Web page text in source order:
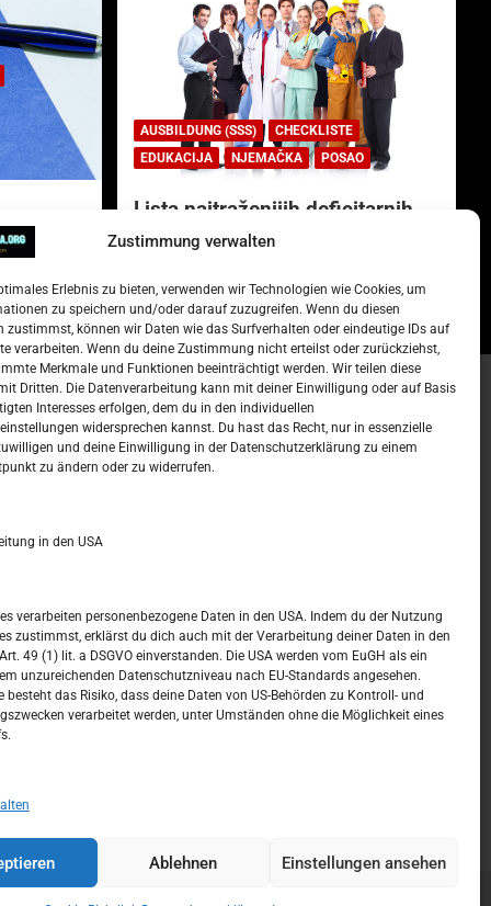
Zustimmung verwalten
Erlebnis zu bieten, verwenden wir Technologien wie Cookies, um
zu speichern und/oder darauf zuzugreifen. Wenn du diesen
zustimmst, können wir Daten wie das Surfverhalten oder eindeutige IDs auf
verarbeiten. Wenn du deine Zustimmung nicht erteilst oder zurückziehst,
Merkmale und Funktionen beeinträchtigt werden. Wir teilen diese
Dritten. Die Datenverarbeitung kann mit deiner Einwilligung oder auf Basis
Interesses erfolgen, dem du in den individuellen
widersprechen kannst. Du hast das Recht, nur in essenzielle
und deine Einwilligung in der Datenschutzerklärung zu einem
zu ändern oder zu widerrufen.
in den USA
verarbeiten personenbezogene Daten in den USA. Indem du der Nutzung
zustimmst, erklärst du dich auch mit der Verarbeitung deiner Daten in den
49 (1) lit. a DSGVO einverstanden. Die USA werden vom EuGH als ein
unzureichenden Datenschutzniveau nach EU-Standards angesehen.
besteht das Risiko, dass deine Daten von US-Behörden zu Kontroll- und
verarbeitet werden, unter Umständen ohne die Möglichkeit eines
Ablehnen Einstellungen ansehen
AUSBILDUNG (SSS)
CHECKLISTE
EDUKACIJA
NJEMAČKA POSAO
Lista najtraženijih deficitarnih
zanimanja u Njemačkoj.
–
Kalendar
10 11 12 13 14 15 16
17 18 19 20 21 22
24 25 26 27 28 29 30